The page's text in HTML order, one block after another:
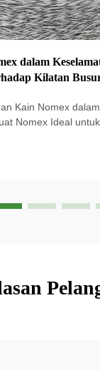
dalam
Kilatan
Kain Nomex
Nomex Ideal